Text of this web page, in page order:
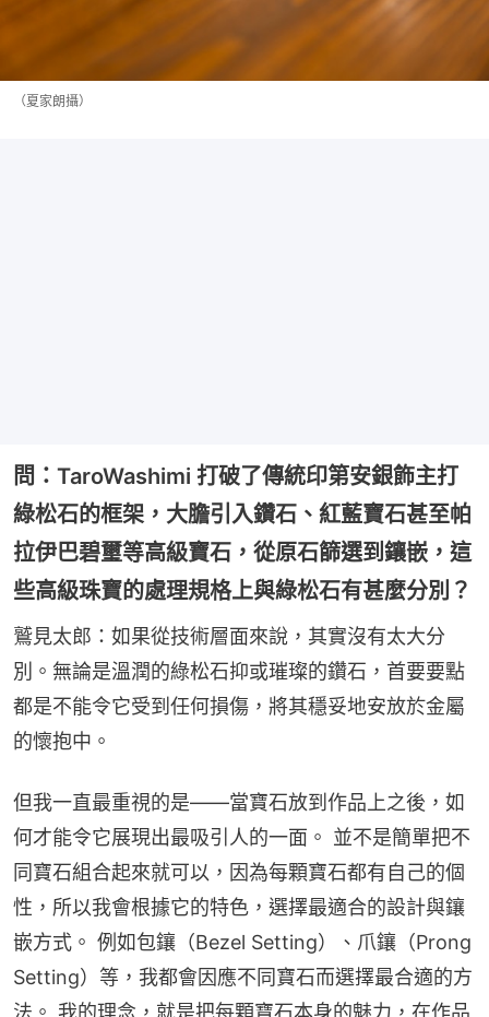
（夏家朗攝）
問：TaroWashimi 打破了傳統印第安銀飾主打
綠松石的框架，大膽引入鑽石、紅藍寶石甚至帕
拉伊巴碧璽等高級寶石，從原石篩選到鑲嵌，這
些高級珠寶的處理規格上與綠松石有甚麼分別？
鷲見太郎：如果從技術層面來說，其實沒有太大分
別。無論是溫潤的綠松石抑或璀璨的鑽石，首要要點
都是不能令它受到任何損傷，將其穩妥地安放於金屬
的懷抱中。
但我一直最重視的是——當寶石放到作品上之後，如
何才能令它展現出最吸引人的一面。 並不是簡單把不
同寶石組合起來就可以，因為每顆寶石都有自己的個
性，所以我會根據它的特色，選擇最適合的設計與鑲
嵌方式。 例如包鑲（Bezel Setting）、爪鑲（Prong
Setting）等，我都會因應不同寶石而選擇最合適的方
法。 我的理念，就是把每顆寶石本身的魅力，在作品